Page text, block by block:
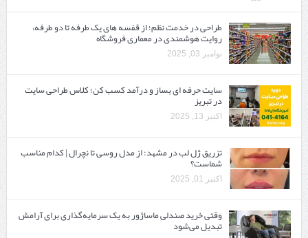
طراحی در خدمت نظم؛ از قفسه ‌های یک‌ طرفه تا دو طرفه،
روایت هوشمندی در معماری فروشگاه
نوامبر 03, 2025
سایت حرفه ‌ای بساز و درآمد کسب کن؛ کلاس طراحی سایت
در تبریز
اکتبر 13, 2025
تزریق ژل لب در مشهد: از مدل روسی تا نچرال | کدام مناسب
شماست؟
اکتبر 01, 2025
وقتی خرید صندلی ماساژور به یک سرمایه‌گذاری برای آرامش
تبدیل می‌شود